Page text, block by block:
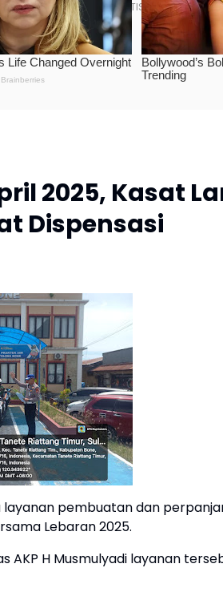
2025, Kasat
Dispensasi
pembuatan dan
Lebaran 2025.
AKP H Musmulyadi layanan